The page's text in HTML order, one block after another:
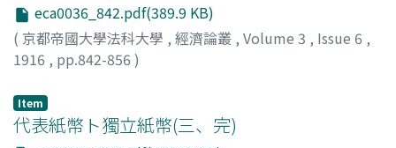
eca0036_842.pdf(389.9 KB)
( 京都帝國大學法科大學 , 經濟論叢 , Volume 3 , Issue 6 ,
1916 , pp.842-856 )
Item
代表紙幣ト獨立紙幣(三、完)